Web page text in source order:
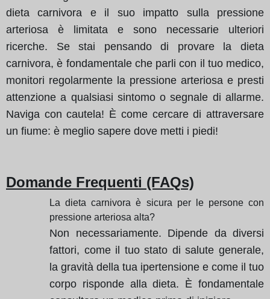
dieta carnivora e il suo impatto sulla pressione
arteriosa è limitata e sono necessarie ulteriori
ricerche. Se stai pensando di provare la dieta
carnivora, è fondamentale che parli con il tuo medico,
monitori regolarmente la pressione arteriosa e presti
attenzione a qualsiasi sintomo o segnale di allarme.
Naviga con cautela! È come cercare di attraversare
un fiume: è meglio sapere dove metti i piedi!
Domande Frequenti (FAQs)
La dieta carnivora è sicura per le persone con
pressione arteriosa alta?
Non necessariamente. Dipende da diversi
fattori, come il tuo stato di salute generale,
la gravità della tua ipertensione e come il tuo
corpo risponde alla dieta. È fondamentale